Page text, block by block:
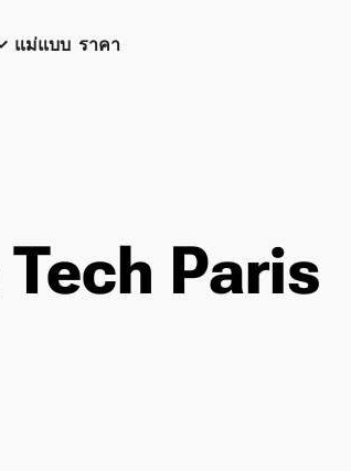
แม่แบบ ราคา
Paris